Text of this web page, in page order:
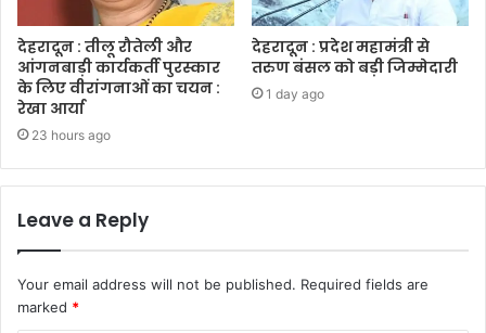
देहरादून : तीलू रौतेली और
आंगनबाड़ी कार्यकर्ती पुरस्कार
के लिए वीरांगनाओं का चयन :
रेखा आर्या
23 hours ago
देहरादून : प्रदेश महामंत्री से
तरुण बंसल को बड़ी जिम्मेदारी
1 day ago
Leave a Reply
Your email address will not be published. Required fields are
marked *